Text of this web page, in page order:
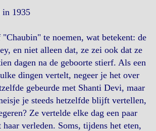
in 1935
te noemen, wat betekent: de
en niet alleen dat, ze zei ook dat ze
dagen na de geboorte stierf. Als een
dingen vertelt, negeer je het over
gebeurde met Shanti Devi, maar
je steeds hetzelfde blijft vertellen,
Ze vertelde elke dag een paar
haar verleden. Soms, tijdens het eten,